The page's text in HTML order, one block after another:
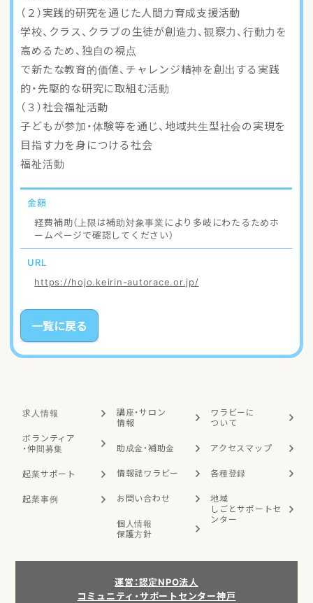
（２）実践的研究を通じた人間力育成支援活動
学校、クラス、クラブの生徒が創造力、観察力、行動力を
高めるため、独自の視点
で新たな教育的価値、チャレンジ精神を創出する実践
的・先駆的な研究に取組む活動
（３）社会福祉活動
子どもが参加・体験等を通じ、地域共生型社会の実現を
目指す力を身につける社会
福祉活動
金額
経費補助（上限は補助対象事業により多岐にわたるためホ
ームページで確認してください）
URL
https://hojo.keirin-autorace.or.jp/
一覧に戻る
求人情報
ボランティア
・仲間募集
起業サポート
起業事例
講座・サロン
情報
助成金・補助金
情報誌ワラビー
お問い合わせ
個人情報
保護方針
ワラビーに
ついて
アクセスマップ
各種登録
地域
しごとサポートセ
ンター
運営：認定NPO法人
コミュニティ・サポートセンター神戸